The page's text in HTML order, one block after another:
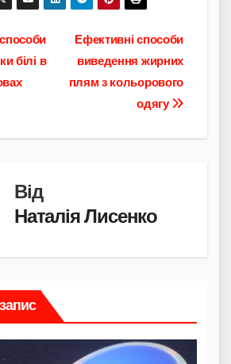
Ефективні способи
виведення жирних
плям з кольорового
одягу
білі в
Від
Наталія Лисенко